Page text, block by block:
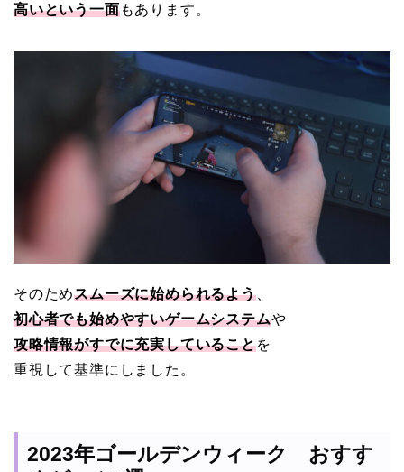
高いという一面もあります。
そのためスムーズに始められるよう、
初心者でも始めやすいゲームシステムや
攻略情報がすでに充実していることを
重視して基準にしました。
2023年ゴールデンウィーク おすす